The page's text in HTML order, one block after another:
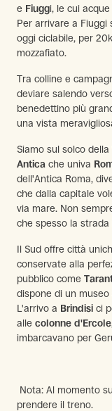
e Fiuggi, le cui
Per arrivare a Fiuggi
oggi ciclabile, per
mozzafiato.
Tra colline e
deviare salendo
benedettino più
una vista
Siamo sul solco della
Antica che univa
dell'Antica Roma,
che dalla capitale
via mare. Non
che spesso la
Il Sud offre città
conservate alla
pubblico come
dispone di un
L'arrivo a Brindisi ci
alle colonne d'Ercole
imbarcavano per
Nota: Al momento
prendere il treno.